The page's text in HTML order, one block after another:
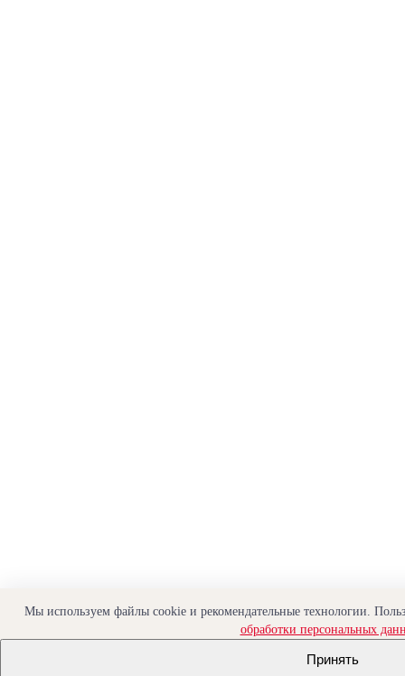
Мы используем файлы cookie и рекомендательные технологии.
обработки персональных
Принять